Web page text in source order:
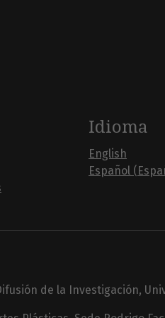
Idioma
English
Español
de la Investigación,